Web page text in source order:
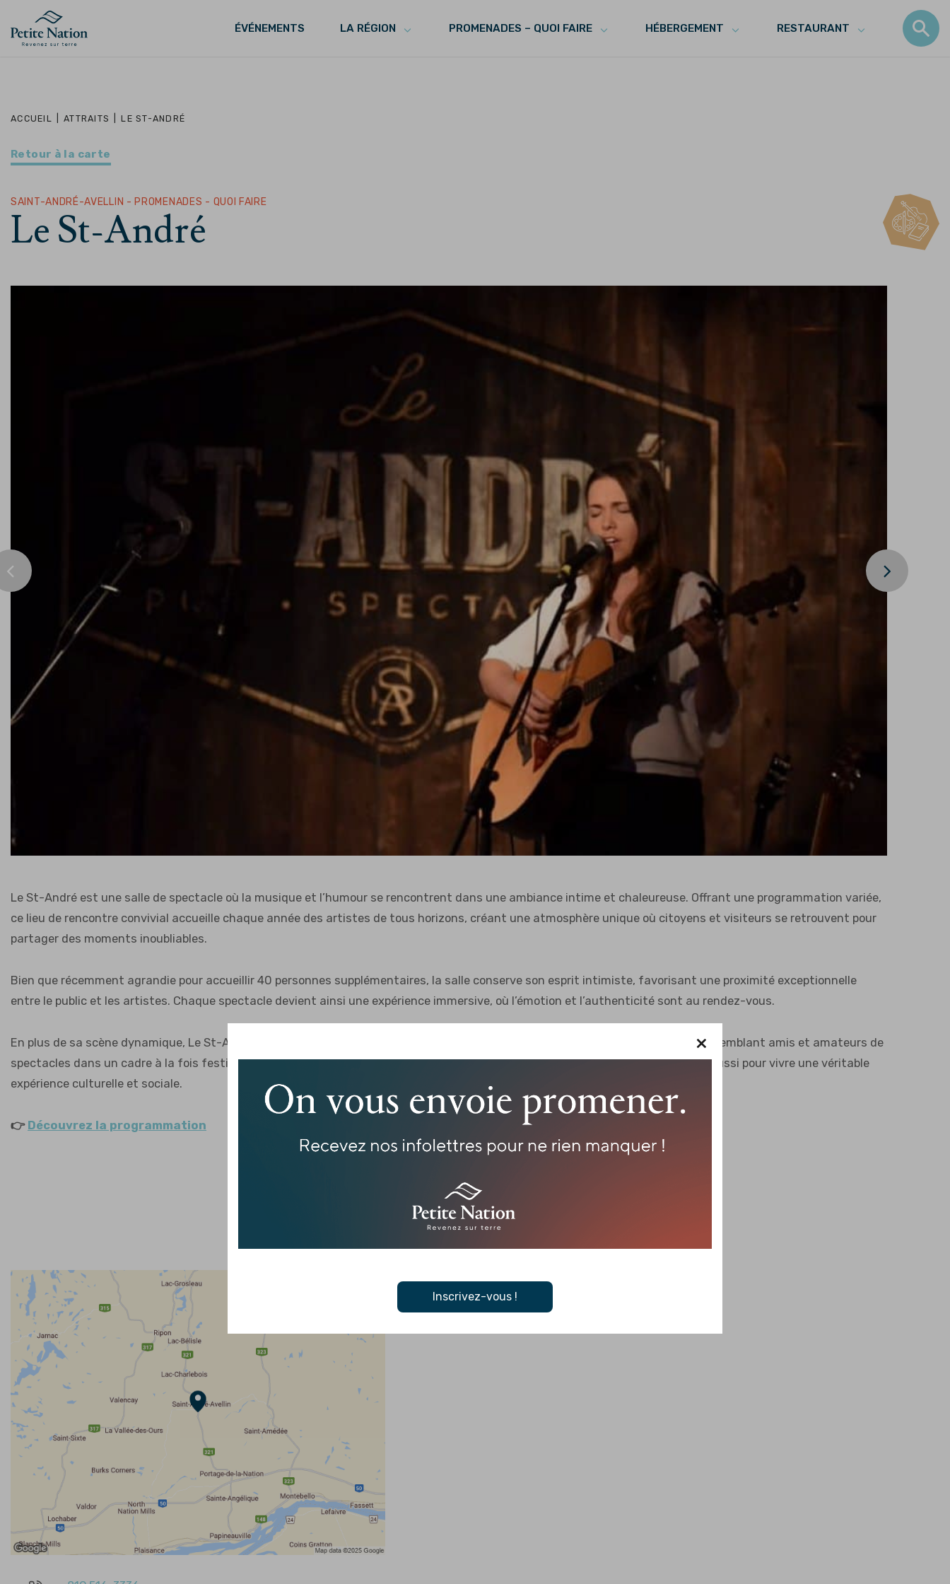
×
Inscrivez-vous !
ÉVÉNEMENTS LA RÉGION PROMENADES – QUOI FAIRE HÉBERGEMENT RESTAURANT
ACCUEIL ATTRAITS LE ST-ANDRÉ
Retour à la carte
SAINT-ANDRÉ-AVELLIN - PROMENADES - QUOI FAIRE
Le St-André
Le St-André est une salle de spectacle où la musique et l’humour se rencontrent dans une ambiance intime et chaleureuse. Offrant une programmation variée,
ce lieu de rencontre convivial accueille chaque année des artistes de tous horizons, créant une atmosphère unique où citoyens et visiteurs se retrouvent pour
partager des moments inoubliables.
Bien que récemment agrandie pour accueillir 40 personnes supplémentaires, la salle conserve son esprit intimiste, favorisant une proximité exceptionnelle
entre le public et les artistes. Chaque spectacle devient ainsi une expérience immersive, où l’émotion et l’authenticité sont au rendez-vous.
En plus de sa scène dynamique, Le St-André propose un espace où musique, bonne bouffe et boissons se marient à merveille, rassemblant amis et amateurs de
spectacles dans un cadre à la fois festif et décontracté. Un lieu où l’on vient non seulement pour assister à un spectacle, mais aussi pour vivre une véritable
expérience culturelle et sociale.
👉 Découvrez la programmation